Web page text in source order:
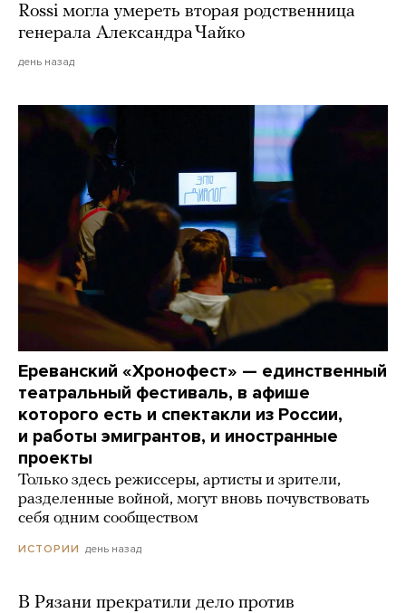
Rossi могла умереть вторая родственница
генерала Александра Чайко
день назад
Ереванский «Хронофест» — единственный
театральный фестиваль, в афише
которого есть и спектакли из России,
и работы эмигрантов, и иностранные
проекты
Только здесь режиссеры, артисты и зрители,
разделенные войной, могут вновь почувствовать
себя одним сообществом
ИСТОРИИ день назад
В Рязани прекратили дело против